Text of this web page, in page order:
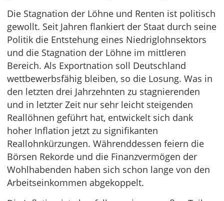
Die Stagnation der Löhne und Renten ist politisch
gewollt. Seit Jahren flankiert der Staat durch seine
Politik die Entstehung eines Niedriglohnsektors
und die Stagnation der Löhne im mittleren
Bereich. Als Exportnation soll Deutschland
wettbewerbsfähig bleiben, so die Losung. Was in
den letzten drei Jahrzehnten zu stagnierenden
und in letzter Zeit nur sehr leicht steigenden
Reallöhnen geführt hat, entwickelt sich dank
hoher Inflation jetzt zu signifikanten
Reallohnkürzungen. Währenddessen feiern die
Börsen Rekorde und die Finanzvermögen der
Wohlhabenden haben sich schon lange von den
Arbeitseinkommen abgekoppelt.